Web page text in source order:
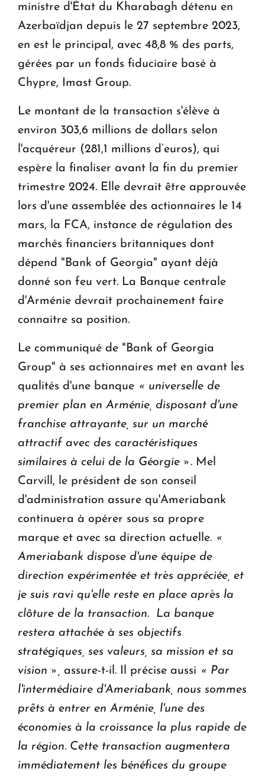
ministre d'État du Kharabagh détenu en
Azerbaïdjan depuis le 27 septembre 2023,
en est le principal, avec 48,8 % des parts,
gérées par un fonds fiduciaire basé à
Chypre, Imast Group.
Le montant de la transaction s'élève à
environ 303,6 millions de dollars selon
l'acquéreur (281,1 millions d’euros), qui
espère la finaliser avant la fin du premier
trimestre 2024. Elle devrait être approuvée
lors d'une assemblée des actionnaires le 14
mars, la FCA, instance de régulation des
marchés financiers britanniques dont
dépend "Bank of Georgia" ayant déjà
donné son feu vert. La Banque centrale
d'Arménie devrait prochainement faire
connaitre sa position.
Le communiqué de "Bank of Georgia
Group" à ses actionnaires met en avant les
qualités d'une banque « universelle de
premier plan en Arménie, disposant d'une
franchise attrayante, sur un marché
attractif avec des caractéristiques
similaires à celui de la Géorgie ». Mel
Carvill, le président de son conseil
d'administration assure qu'Ameriabank
continuera à opérer sous sa propre
marque et avec sa direction actuelle. «
Ameriabank dispose d'une équipe de
direction expérimentée et très appréciée, et
je suis ravi qu'elle reste en place après la
clôture de la transaction. La banque
restera attachée à ses objectifs
stratégiques, ses valeurs, sa mission et sa
vision »,
assure-t-il. Il précise aussi « Par
l'intermédiaire d'Ameriabank, nous sommes
prêts à entrer en Arménie, l'une des
économies à la croissance la plus rapide de
la région. Cette transaction augmentera
immédiatement les bénéfices du groupe